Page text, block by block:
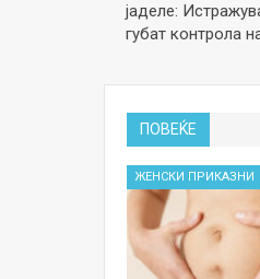
јаделе:
губат контрола
ПОВЕЌЕ
ЖЕНСКИ ПРИКАЗНИ